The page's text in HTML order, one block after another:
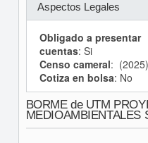
Aspectos Legales
Obligado a presentar
cuentas: Si
Censo cameral: (2025)
Cotiza en bolsa: No
BORME de UTM
MEDIOAMBIENTALES